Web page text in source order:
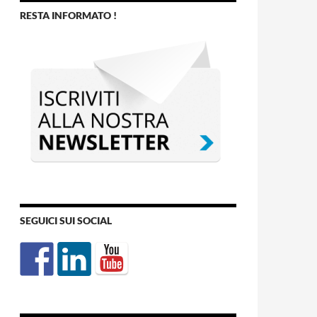
RESTA INFORMATO !
SEGUICI SUI SOCIAL